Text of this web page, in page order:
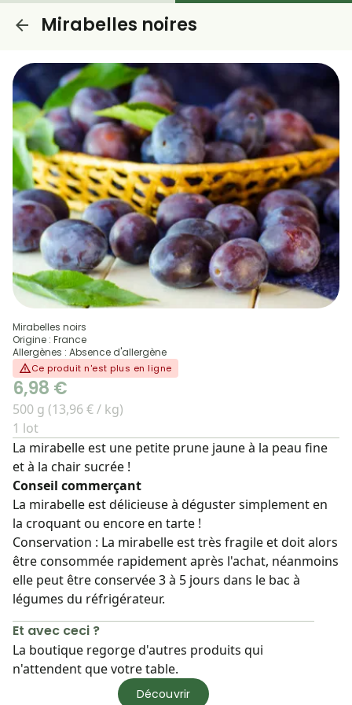
Mirabelles noires
Mirabelles noirs
Origine : France
Allergènes : Absence d'allergène
Ce produit n'est plus en ligne
6,98 €
500 g (13,96 € / kg)
1 lot
La mirabelle est une petite prune jaune à la peau fine
et à la chair sucrée !
Conseil commerçant
La mirabelle est délicieuse à déguster simplement en
la croquant ou encore en tarte !
Conservation : La mirabelle est très fragile et doit alors
être consommée rapidement après l'achat, néanmoins
elle peut être conservée 3 à 5 jours dans le bac à
légumes du réfrigérateur.
Et avec ceci ?
La boutique regorge d'autres produits qui
n'attendent que votre table.
Découvrir